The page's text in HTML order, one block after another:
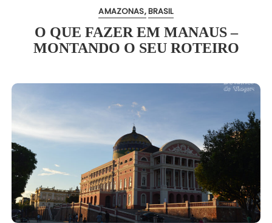
AMAZONAS BRASIL
O QUE FAZER EM MANAUS –
MONTANDO O SEU ROTEIRO